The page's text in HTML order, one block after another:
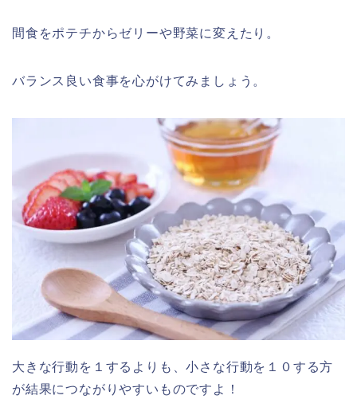
間食をポテチからゼリーや野菜に変えたり。
バランス良い食事を心がけてみましょう。
大きな行動を１するよりも、小さな行動を１０する方
が結果につながりやすいものですよ！